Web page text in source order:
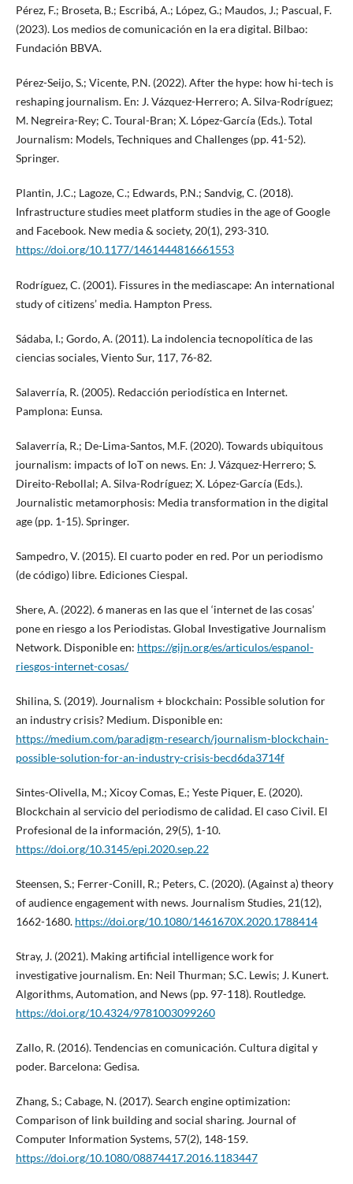
Pérez, F.; Broseta, B.; Escribá, A.; López, G.; Maudos, J.; Pascual, F.
(2023). Los medios de comunicación en la era digital. Bilbao:
Fundación BBVA.
Pérez-Seijo, S.; Vicente, P.N. (2022). After the hype: how hi-tech is
reshaping journalism. En: J. Vázquez-Herrero; A. Silva-Rodríguez;
M. Negreira-Rey; C. Toural-Bran; X. López-García (Eds.). Total
Journalism: Models, Techniques and Challenges (pp. 41-52).
Springer.
Plantin, J.C.; Lagoze, C.; Edwards, P.N.; Sandvig, C. (2018).
Infrastructure studies meet platform studies in the age of Google
and Facebook. New media & society, 20(1), 293-310.
https://doi.org/10.1177/1461444816661553
Rodríguez, C. (2001). Fissures in the mediascape: An international
study of citizens’ media. Hampton Press.
Sádaba, I.; Gordo, A. (2011). La indolencia tecnopolítica de las
ciencias sociales, Viento Sur, 117, 76-82.
Salaverría, R. (2005). Redacción periodística en Internet.
Pamplona: Eunsa.
Salaverría, R.; De-Lima-Santos, M.F. (2020). Towards ubiquitous
journalism: impacts of IoT on news. En: J. Vázquez-Herrero; S.
Direito-Rebollal; A. Silva-Rodríguez; X. López-García (Eds.).
Journalistic metamorphosis: Media transformation in the digital
age (pp. 1-15). Springer.
Sampedro, V. (2015). El cuarto poder en red. Por un periodismo
(de código) libre. Ediciones Ciespal.
Shere, A. (2022). 6 maneras en las que el ‘internet de las cosas’
pone en riesgo a los Periodistas. Global Investigative Journalism
Network. Disponible en: https://gijn.org/es/articulos/espanol-
riesgos-internet-cosas/
Shilina, S. (2019). Journalism + blockchain: Possible solution for
an industry crisis? Medium. Disponible en:
https://medium.com/paradigm-research/journalism-blockchain-
possible-solution-for-an-industry-crisis-becd6da3714f
Sintes-Olivella, M.; Xicoy Comas, E.; Yeste Piquer, E. (2020).
Blockchain al servicio del periodismo de calidad. El caso Civil. El
Profesional de la información, 29(5), 1-10.
https://doi.org/10.3145/epi.2020.sep.22
Steensen, S.; Ferrer-Conill, R.; Peters, C. (2020). (Against a) theory
of audience engagement with news. Journalism Studies, 21(12),
1662-1680. https://doi.org/10.1080/1461670X.2020.1788414
Stray, J. (2021). Making artificial intelligence work for
investigative journalism. En: Neil Thurman; S.C. Lewis; J. Kunert.
Algorithms, Automation, and News (pp. 97-118). Routledge.
https://doi.org/10.4324/9781003099260
Zallo, R. (2016). Tendencias en comunicación. Cultura digital y
poder. Barcelona: Gedisa.
Zhang, S.; Cabage, N. (2017). Search engine optimization:
Comparison of link building and social sharing. Journal of
Computer Information Systems, 57(2), 148-159.
https://doi.org/10.1080/08874417.2016.1183447